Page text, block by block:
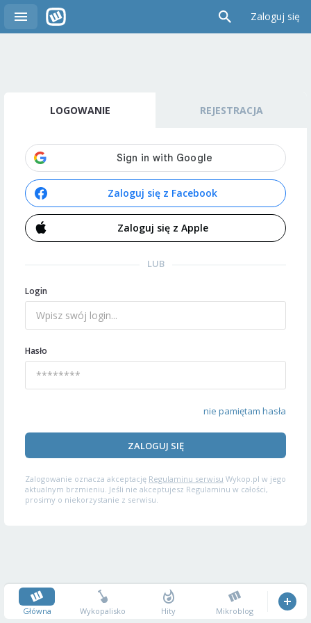
Zaloguj się
LOGOWANIE REJESTRACJA
Zaloguj się z Facebook
Zaloguj się z Apple
LUB
Login
Hasło
nie pamiętam hasła
ZALOGUJ SIĘ
Zalogowanie oznacza akceptację Regulaminu serwisu Wykop.pl w jego
aktualnym brzmieniu. Jeśli nie akceptujesz Regulaminu w całości,
prosimy o niekorzystanie z serwisu.
Główna Wykopalisko Hity Mikroblog